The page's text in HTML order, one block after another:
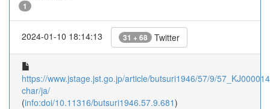
1
2024-01-10 18:14:13 31 + 68 Twitter
https://www.jstage.jst.go.jp/article/butsuri1946/57/9/
char/ja/
(info:doi/10.11316/butsuri1946.57.9.681)